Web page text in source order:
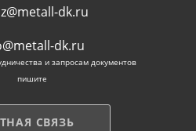
dk.ru
dk.ru
и запросам документов
пишите
СВЯЗЬ